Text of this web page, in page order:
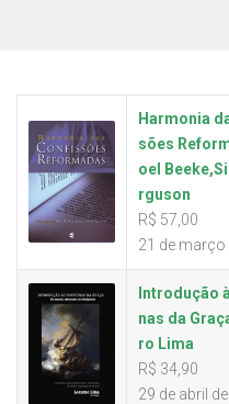
Harmonia
sões
oel
rguson
R$ 57,00
21 de março
Introdução
nas da
ro Lima
R$ 34,90
29 de abril